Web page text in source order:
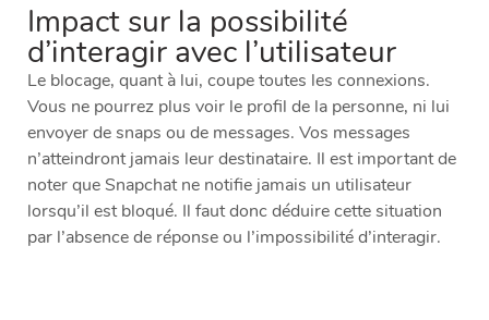
Impact sur la possibilité
d’interagir avec l’utilisateur
Le blocage, quant à lui, coupe toutes les connexions.
Vous ne pourrez plus voir le profil de la personne, ni lui
envoyer de snaps ou de messages. Vos messages
n’atteindront jamais leur destinataire. Il est important de
noter que Snapchat ne notifie jamais un utilisateur
lorsqu’il est bloqué. Il faut donc déduire cette situation
par l’absence de réponse ou l’impossibilité d’interagir.